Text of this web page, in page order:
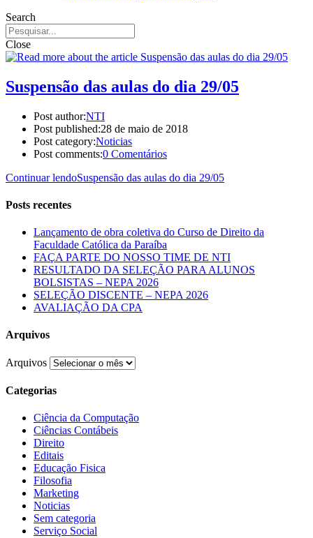
Search
Close
Suspensão das aulas do dia 29/05
Post author:NTI
Post published:28 de maio de 2018
Post category:Noticias
Post comments:0 Comentários
Continuar lendoSuspensão das aulas do dia 29/05
Posts recentes
Lançamento de obra coletiva do Curso de Direito da
Faculdade Católica da Paraíba
FAÇA PARTE DO NOSSO TIME DE NTI
RESULTADO DA SELEÇÃO PARA ALUNOS
BOLSISTAS – NEPA 2026
SELEÇÃO DISCENTE – NEPA 2026
AVALIAÇÃO DA CPA
Arquivos
Arquivos
Categorias
Ciência da Computação
Ciências Contábeis
Direito
Editais
Educação Fisica
Filosofia
Marketing
Noticias
Sem categoria
Serviço Social